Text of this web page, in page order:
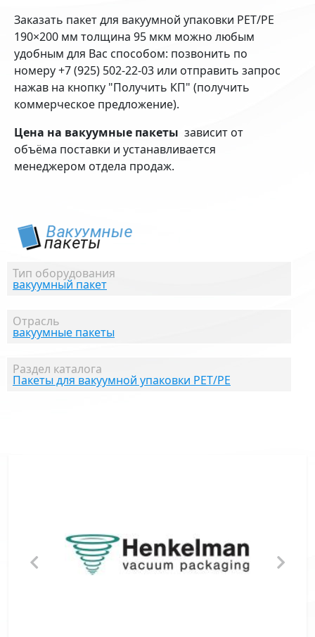
Тип оборудования
вакуумный пакет
Отрасль
вакуумные пакеты
Раздел каталога
Пакеты для вакуумной упаковки PET/PE
Заказать пакет для вакуумной упаковки PET/PE
190×200 мм толщина 95 мкм можно любым
удобным для Вас способом: позвонить по
номеру +7 (925) 502-22-03 или отправить запрос
нажав на кнопку "Получить КП" (получить
коммерческое предложение).
Цена на вакуумные пакеты зависит от
объёма поставки и устанавливается
менеджером отдела продаж.